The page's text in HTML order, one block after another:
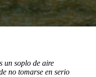
un soplo de aire
no tomarse en serio